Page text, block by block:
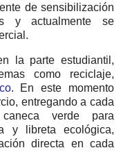
de sensibilización
y actualmente se
la parte estudiantil,
como reciclaje,
. En este momento
entregando a cada
verde para
y libreta ecológica,
directa en cada